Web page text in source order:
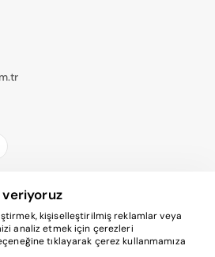
Abone Ol
kişiselleştirilmiş reklamlar veya
analiz etmek için çerezleri
tıklayarak çerez kullanmamıza